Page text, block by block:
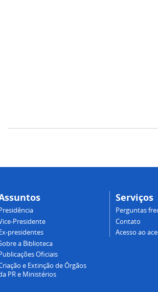
Presidente
presidentes
a Biblioteca
Oficiais
e Extinção de Órgãos
PR e Ministérios
Serviços
Perguntas
Contato
Acesso ao